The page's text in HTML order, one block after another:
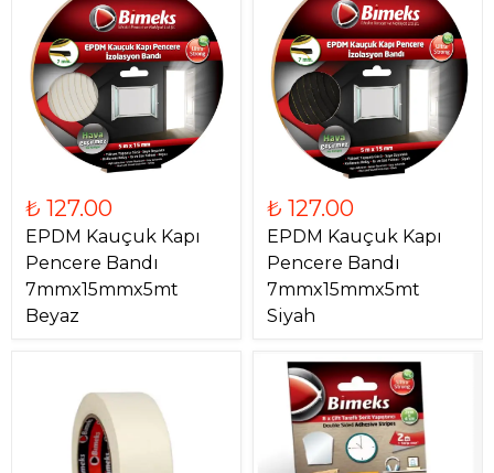
₺ 127.00
EPDM Kauçuk Kapı
Pencere Bandı
7mmx15mmx5mt
Beyaz
₺ 127.00
EPDM Kauçuk Kapı
Pencere Bandı
7mmx15mmx5mt
Siyah